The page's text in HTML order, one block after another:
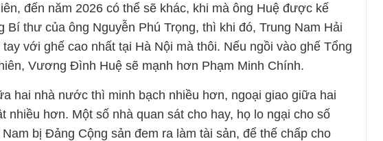
đến năm 2026 có thể sẽ khác, khi mà ông Huệ được kế
Bí thư của ông Nguyễn Phú Trọng, thì khi đó, Trung Nam Hải
với ghế cao nhất tại Hà Nội mà thôi. Nếu ngồi vào ghế Tổng
Vương Đình Huệ sẽ mạnh hơn Phạm Minh Chính.
hai nhà nước thì minh bạch nhiều hơn, ngoại giao giữa hai
nhiều hơn. Một số nhà quan sát cho hay, họ lo ngại cho số
bị Đảng Cộng sản đem ra làm tài sản, để thế chấp cho